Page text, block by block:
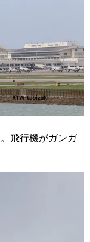
飛行機がガンガ